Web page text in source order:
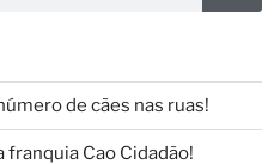
de cães nas ruas!
franquia Cao Cidadão!